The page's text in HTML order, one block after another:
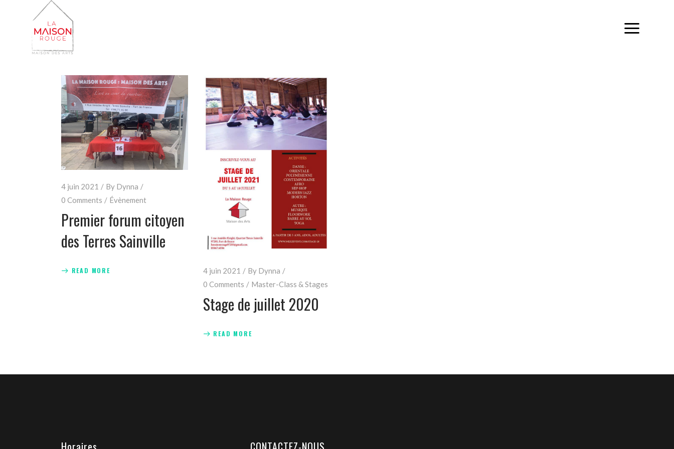
4 juin 2021 By Dynna
0 Comments
Évènement
Premier forum citoyen
des Terres Sainville
READ MORE 4 juin 2021 By Dynna
0 Comments
Master-Class & Stages
Stage de juillet 2020
READ MORE